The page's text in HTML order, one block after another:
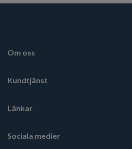
Om oss
Kundtjänst
Länkar
Sociala medier